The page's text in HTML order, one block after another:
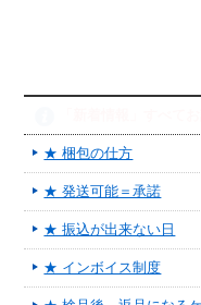
★ 梱包の仕方
★ 発送可能＝承諾
★ 振込が出来ない日
★ インボイス制度